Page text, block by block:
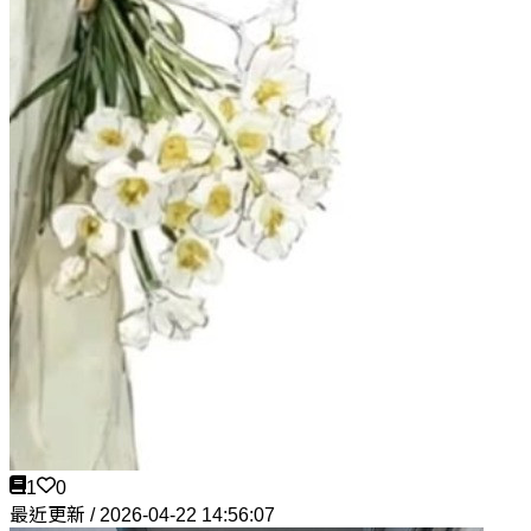
1
0
最近更新 / 2026-04-22 14:56:07